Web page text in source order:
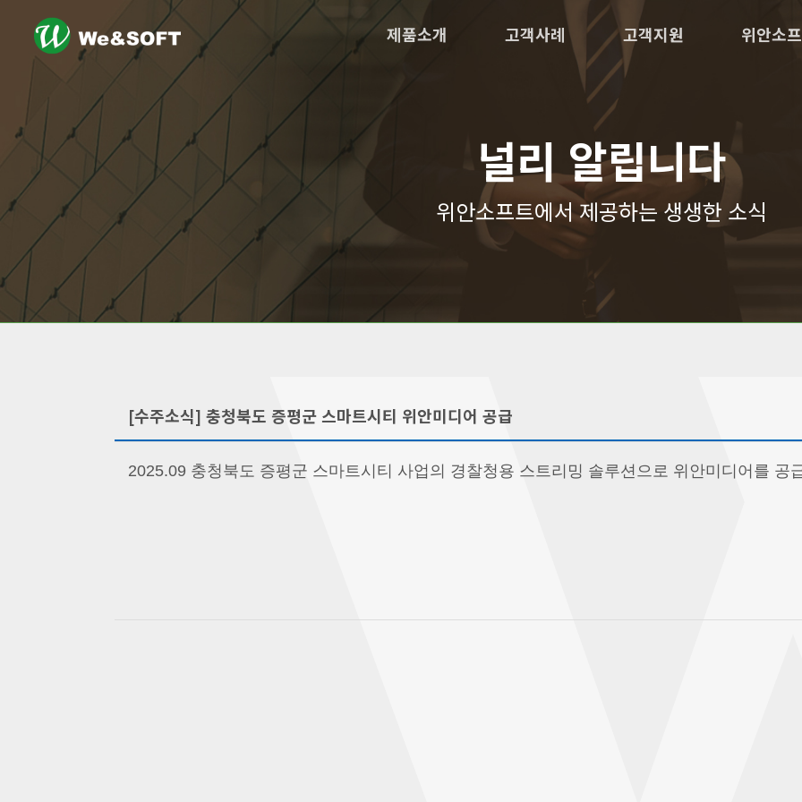
logo
제품소개 고객사례 고객지원 위안소
널리 알립니다
위안소프트에서 제공하는 생생한 소식
[수주소식] 충청북도 증평군 스마트시티 위안미디어 공급
2025.09 충청북도 증평군 스마트시티 사업의 경찰청용 스트리밍 솔루션으로 위안미디어를 공